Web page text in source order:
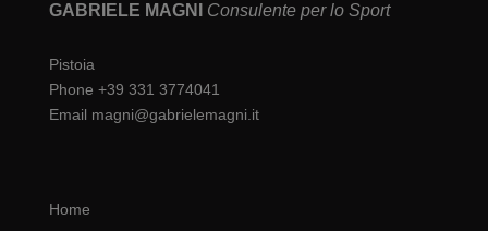
GABRIELE MAGNI Consulente per lo Sport
Pistoia
Phone +39 331 3774041
Email magni@gabrielemagni.it
Home